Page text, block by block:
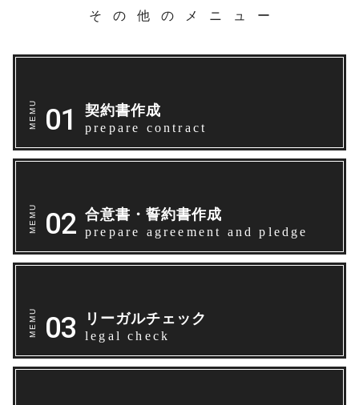
その他のメニュー
契約書作成
prepare contract
合意書・誓約書作成
prepare agreement and pledge
リーガルチェック
legal check